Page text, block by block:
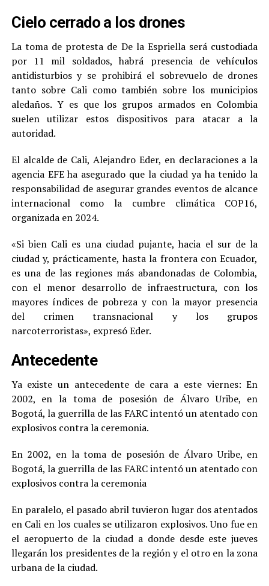
Cielo cerrado a los drones
La toma de protesta de De la Espriella será custodiada
por 11 mil soldados, habrá presencia de vehículos
antidisturbios y se prohibirá el sobrevuelo de drones
tanto sobre Cali como también sobre los municipios
aledaños. Y es que los grupos armados en Colombia
suelen utilizar estos dispositivos para atacar a la
autoridad.
El alcalde de Cali, Alejandro Eder, en declaraciones a la
agencia EFE ha asegurado que la ciudad ya ha tenido la
responsabilidad de asegurar grandes eventos de alcance
internacional como la cumbre climática COP16,
organizada en 2024.
«Si bien Cali es una ciudad pujante, hacia el sur de la
ciudad y, prácticamente, hasta la frontera con Ecuador,
es una de las regiones más abandonadas de Colombia,
con el menor desarrollo de infraestructura, con los
mayores índices de pobreza y con la mayor presencia
del crimen transnacional y los grupos
narcoterroristas», expresó Eder.
Antecedente
Ya existe un antecedente de cara a este viernes: En
2002, en la toma de posesión de Álvaro Uribe, en
Bogotá, la guerrilla de las FARC intentó un atentado con
explosivos contra la ceremonia.
En 2002, en la toma de posesión de Álvaro Uribe, en
Bogotá, la guerrilla de las FARC intentó un atentado con
explosivos contra la ceremonia
En paralelo, el pasado abril tuvieron lugar dos atentados
en Cali en los cuales se utilizaron explosivos. Uno fue en
el aeropuerto de la ciudad a donde desde este jueves
llegarán los presidentes de la región y el otro en la zona
urbana de la ciudad.